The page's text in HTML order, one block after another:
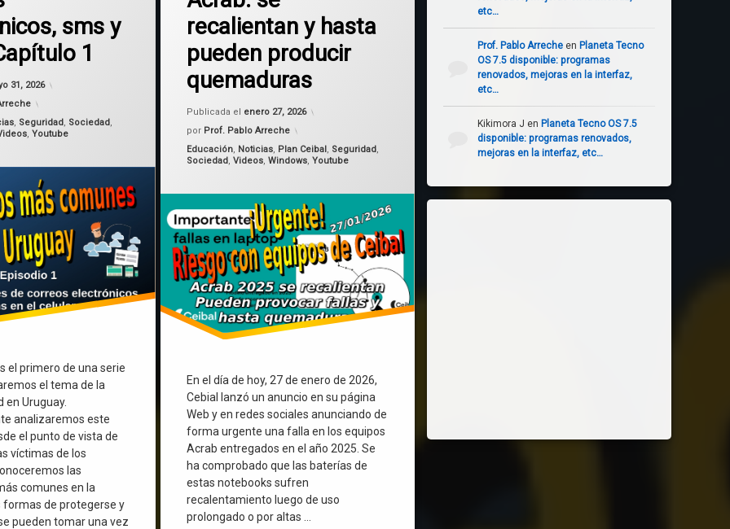
sms y
1
31, 2026
, Seguridad, Sociedad,
,Youtube
el primero de una serie
el tema de la
en Uruguay.
analizaremos este
el punto de vista de
víctimas de los
las
comunes en la
formas de protegerse y
pueden tomar una vez
recalientan y hasta
pueden producir
quemaduras
Publicada el enero 27, 2026
enero 27, 2026
por Prof. Pablo Arreche
Categorías:
Educación, Noticias, Plan Ceibal, Seguridad,
Sociedad,Videos,Windows,Youtube
En el día de hoy, 27 de enero de 2026,
Cebial lanzó un anuncio en su página
Web y en redes sociales anunciando de
forma urgente una falla en los equipos
Acrab entregados en el año 2025. Se
ha comprobado que las baterías de
estas notebooks sufren
recalentamiento luego de uso
prolongado o por altas …
fallas
recalentar
etc…
Prof. Pablo Arrecheen Planeta Tecno
OS 7.5 disponible: programas
renovados, mejoras en la interfaz,
etc…
Kikimora J en Planeta Tecno OS 7.5
disponible: programas renovados,
mejoras en la interfaz, etc…